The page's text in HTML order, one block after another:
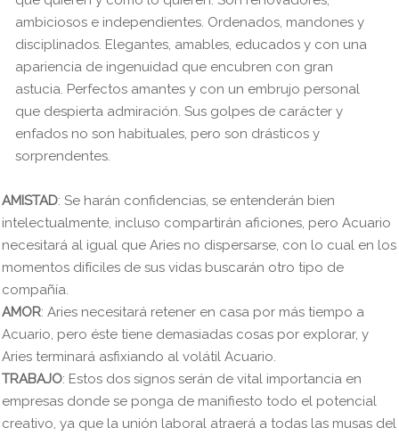
ambiciosos e independientes. Ordenados, mandones y
disciplinados. Elegantes, amables, educados y con una
apariencia de ingenuidad que encubren con gran
astucia. Perfectos amantes y con un embrujo personal
que despierta admiración. Sus golpes de carácter y
enfados no son habituales, pero son drásticos y
sorprendentes.
AMISTAD: Se harán confidencias, se entenderán bien
intelectualmente, incluso compartirán aficiones, pero Acuario
necesitará al igual que Aries no dispersarse, con lo cual en los
momentos difíciles de sus vidas buscarán otro tipo de
compañía.
AMOR: Aries necesitará retener en casa por más tiempo a
Acuario, pero éste tiene demasiadas cosas por explorar, y
Aries terminará asfixiando al volátil Acuario.
TRABAJO: Estos dos signos serán de vital importancia en
empresas donde se ponga de manifiesto todo el potencial
creativo, ya que la unión laboral atraerá a todas las musas del